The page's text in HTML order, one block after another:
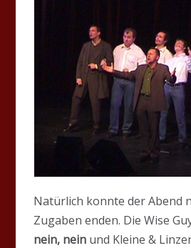
Natürlich konnte der Abend
Zugaben enden. Die Wise
nein, nein und Kleine &